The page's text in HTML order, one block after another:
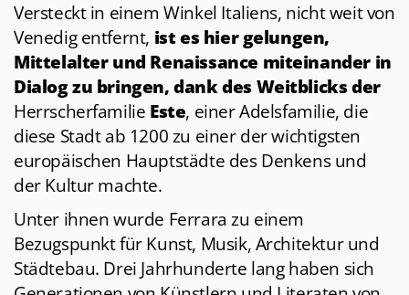
Versteckt in einem Winkel Italiens, nicht weit von
Venedig entfernt, ist es hier gelungen,
Mittelalter und Renaissance miteinander in
Dialog zu bringen, dank des Weitblicks der
Herrscherfamilie Este, einer Adelsfamilie, die
diese Stadt ab 1200 zu einer der wichtigsten
europäischen Hauptstädte des Denkens und
der Kultur machte.
Unter ihnen wurde Ferrara zu einem
Bezugspunkt für Kunst, Musik, Architektur und
Städtebau. Drei Jahrhunderte lang haben sich